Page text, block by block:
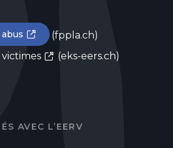
(fppla.ch)
(eks-eers.ch)
AVEC L’EERV